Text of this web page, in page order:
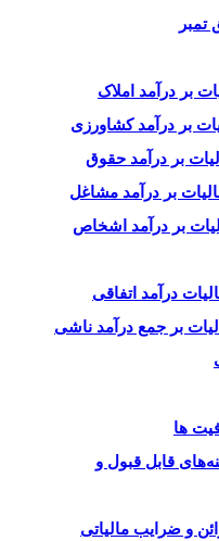
بر درآمد املاک
بر درآمد کشاورزی
بر درآمد حقوق
بر درآمد مشاغل
بر درآمد اشخاص
درآمد اتفاقی
بر جمع درآمد ناشی
ها
قابل قبول و
و ضرایب مالیاتی